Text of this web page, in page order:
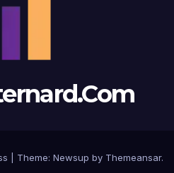
Theme: Newsup by Themeansar.